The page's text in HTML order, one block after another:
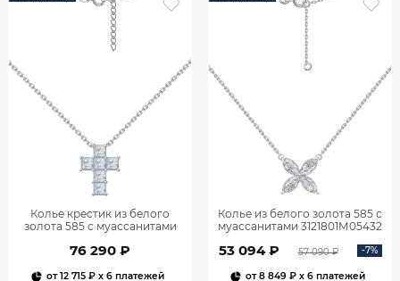
Колье крестик из белого
золота 585 с муассанитами
76 290 ₽
от12 715 ₽ x 6 платежей
Колье из белого золота 585 с
муассанитами 3121801М05432
53 094 ₽ 57 090 ₽ -7%
от8 849 ₽ x 6 платежей